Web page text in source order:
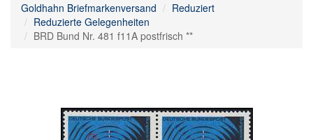
Goldhahn Briefmarkenversand
Reduziert
Reduzierte Gelegenheiten
BRD Bund Nr. 481 f11A postfrisch **